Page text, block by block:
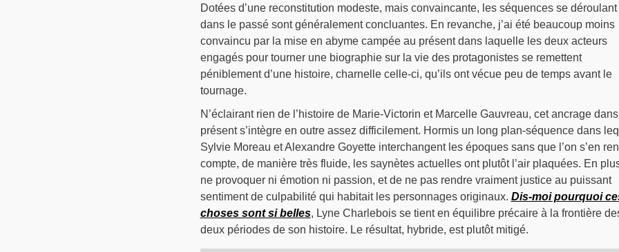
Dotées d’une reconstitution modeste, mais convaincante, les séquences se déroulant
dans le passé sont généralement concluantes. En revanche, j’ai été beaucoup moins
convaincu par la mise en abyme campée au présent dans laquelle les deux acteurs
engagés pour tourner une biographie sur la vie des protagonistes se remettent
péniblement d’une histoire, charnelle celle-ci, qu’ils ont vécue peu de temps avant le
tournage.
N’éclairant rien de l’histoire de Marie-Victorin et Marcelle Gauvreau, cet ancrage
présent s’intègre en outre assez difficilement. Hormis un long plan-séquence dans
Sylvie Moreau et Alexandre Goyette interchangent les époques sans que l’on s’en
compte, de manière très fluide, les saynètes actuelles ont plutôt l’air plaquées. En
ne provoquer ni émotion ni passion, et de ne pas rendre vraiment justice au puissant
sentiment de culpabilité qui habitait les personnages originaux. Dis-moi pourquoi
choses sont si belles, Lyne Charlebois se tient en équilibre précaire à la frontière
deux périodes de son histoire. Le résultat, hybride, est plutôt mitigé.